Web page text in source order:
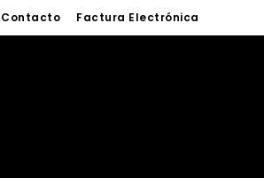
Contacto Factura Electrónica